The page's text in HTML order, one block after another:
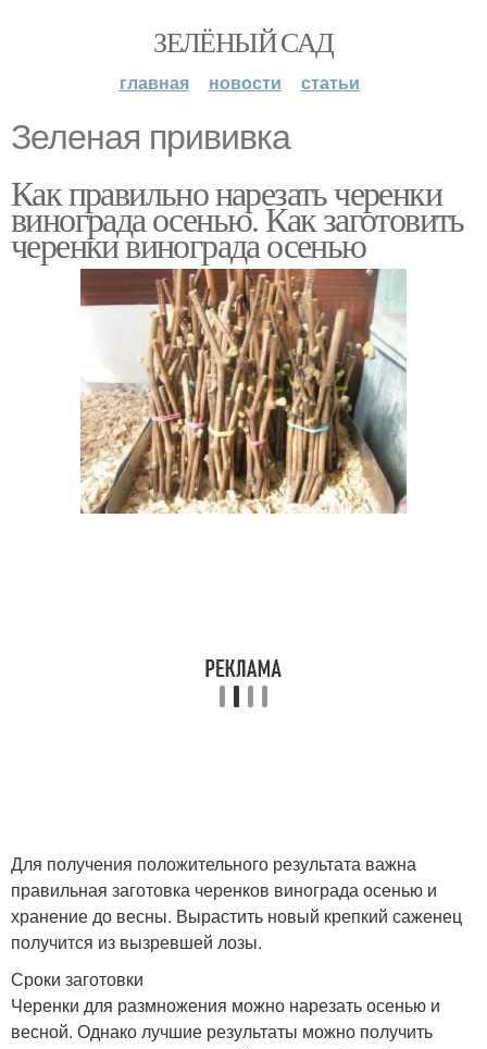
ЗЕЛЁНЫЙ САД
главная новости статьи
Зеленая прививка
Как правильно нарезать черенки
винограда осенью. Как заготовить
черенки винограда осенью
Для получения положительного результата важна
правильная заготовка черенков винограда осенью и
хранение до весны. Вырастить новый крепкий саженец
получится из вызревшей лозы.
Сроки заготовки
Черенки для размножения можно нарезать осенью и
весной. Однако лучшие результаты можно получить